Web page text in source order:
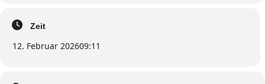
Zeit
12. Februar 202609:11